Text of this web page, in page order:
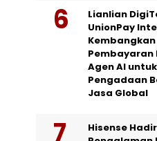
Lianlian
UnionPay
Kembangkan
Pembayaran
Agen AI
Pengadaan
Jasa Global
Hisense